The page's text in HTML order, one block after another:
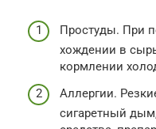
Простуды. При
хождении в
кормлении
Аллергии.
сигаретный